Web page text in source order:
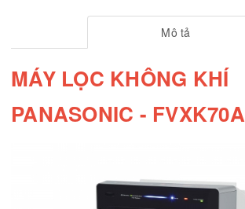
Mô tả
MÁY LỌC KHÔNG KHÍ
PANASONIC - FVXK70A